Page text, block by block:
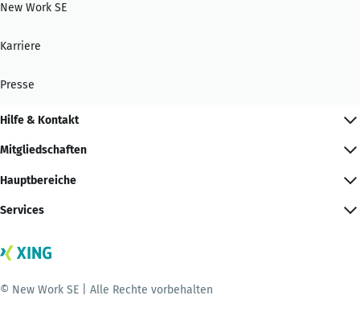
New Work SE
Karriere
Presse
Hilfe & Kontakt
Mitgliedschaften
Hauptbereiche
Services
© New Work SE | Alle Rechte vorbehalten